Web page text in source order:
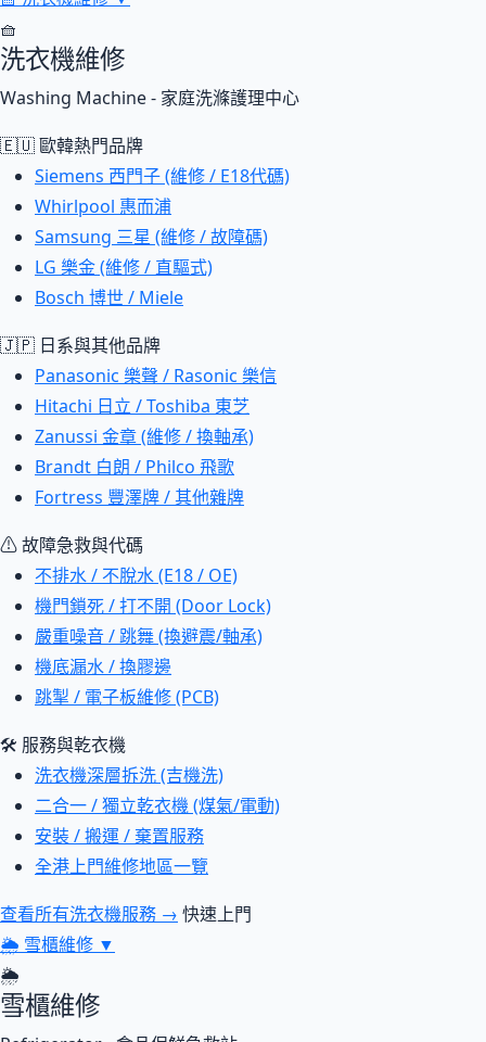
🧺
洗衣機維修
Washing Machine - 家庭洗滌護理中心
🇪🇺 歐韓熱門品牌
Siemens 西門子 (維修 / E18代碼)
Whirlpool 惠而浦
Samsung 三星 (維修 / 故障碼)
LG 樂金 (維修 / 直驅式)
Bosch 博世 / Miele
🇯🇵 日系與其他品牌
Panasonic 樂聲 / Rasonic 樂信
Hitachi 日立 / Toshiba 東芝
Zanussi 金章 (維修 / 換軸承)
Brandt 白朗 / Philco 飛歌
Fortress 豐澤牌 / 其他雜牌
⚠ 故障急救與代碼
不排水 / 不脫水 (E18 / OE)
機門鎖死 / 打不開 (Door Lock)
嚴重噪音 / 跳舞 (換避震/軸承)
機底漏水 / 換膠邊
跳掣 / 電子板維修 (PCB)
🛠 服務與乾衣機
洗衣機深層拆洗 (吉機洗)
二合一 / 獨立乾衣機 (煤氣/電動)
安裝 / 搬運 / 棄置服務
全港上門維修地區一覽
查看所有洗衣機服務 → 快速上門
🌦 雪櫃維修 ▼
🌦
雪櫃維修